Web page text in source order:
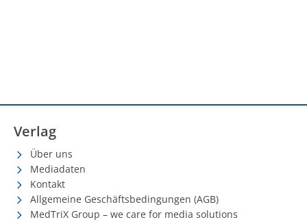
Verlag
Über uns
Mediadaten
Kontakt
Allgemeine Geschäftsbedingungen (AGB)
MedTriX Group – we care for media solutions